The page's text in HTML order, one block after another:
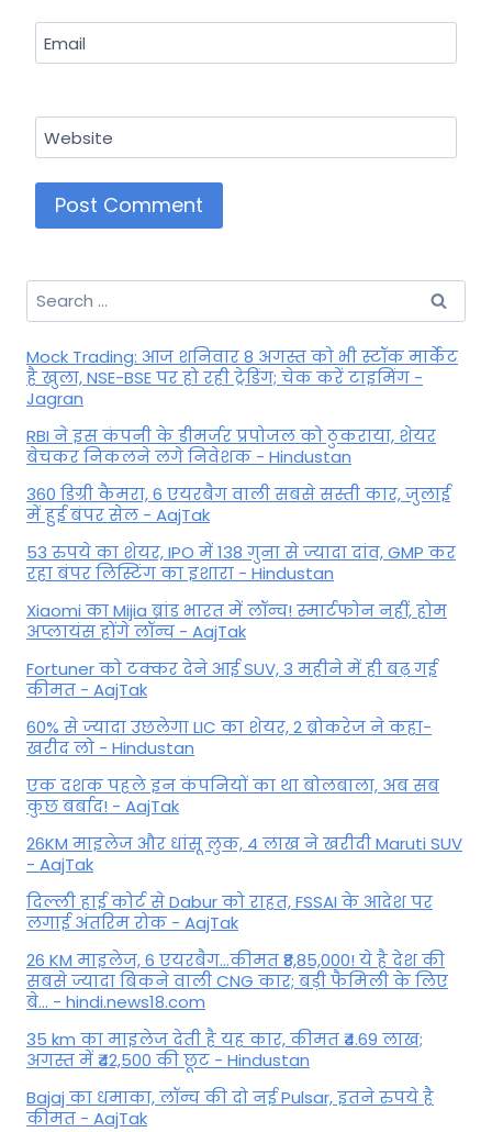
Email
Website
Search
for:
Mock Trading: आज शनिवार 8 अगस्त को भी स्टॉक मार्केट
है खुला, NSE-BSE पर हो रही ट्रेडिंग; चेक करें टाइमिंग -
Jagran
RBI ने इस कंपनी के डीमर्जर प्रपोजल को ठुकराया, शेयर
बेचकर निकलने लगे निवेशक - Hindustan
360 डिग्री कैमरा, 6 एयरबैग वाली सबसे सस्ती कार, जुलाई
में हुई बंपर सेल - AajTak
53 रुपये का शेयर, IPO में 138 गुना से ज्यादा दांव, GMP कर
रहा बंपर लिस्टिंग का इशारा - Hindustan
Xiaomi का Mijia ब्रांड भारत में लॉन्च! स्मार्टफोन नहीं, होम
अप्लायंस होंगे लॉन्च - AajTak
Fortuner को टक्कर देने आई SUV, 3 महीने में ही बढ़ गई
कीमत - AajTak
60% से ज्यादा उछलेगा LIC का शेयर, 2 ब्रोकरेज ने कहा-
खरीद लो - Hindustan
एक दशक पहले इन कंपनियों का था बोलबाला, अब सब
कुछ बर्बाद! - AajTak
26KM माइलेज और धांसू लुक, 4 लाख ने खरीदी Maruti SUV
- AajTak
दिल्ली हाई कोर्ट से Dabur को राहत, FSSAI के आदेश पर
लगाई अंतरिम रोक - AajTak
26 KM माइलेज, 6 एयरबैग...कीमत ₹8,85,000! ये है देश की
सबसे ज्यादा बिकने वाली CNG कार; बड़ी फैमिली के लिए
बे... - hindi.news18.com
35 km का माइलेज देती है यह कार, कीमत ₹4.69 लाख;
अगस्त में ₹42,500 की छूट - Hindustan
Bajaj का धमाका, लॉन्च की दो नई Pulsar, इतने रुपये है
कीमत - AajTak